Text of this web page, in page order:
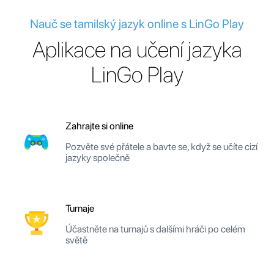
Nauč se tamilský jazyk online s LinGo Play
Aplikace na učení jazyka
LinGo Play
Zahrajte si online
Pozvěte své přátele a bavte se, když se učíte cizí
jazyky společně
Turnaje
Účastněte na turnajů s dalšími hráči po celém
světě